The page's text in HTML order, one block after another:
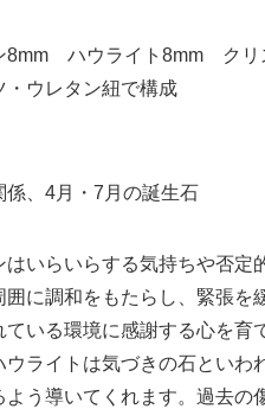
8mm ハウライト8mm ク
・ウレタン紐で構成
、4月・7月の誕生石
いらいらする気持ちや否定
に調和をもたらし、緊張を
いる環境に感謝する心を育
ウライトは気づきの石といわ
う導いてくれます。過去の